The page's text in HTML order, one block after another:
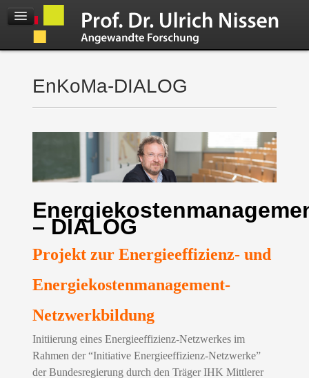
EnKoMa-DIALOG
– DIALOG
Projekt zur Energieeffizienz- und
Energiekostenmanagement-
Netzwerkbildung
Initiierung eines Energieeffizienz-Netzwerkes im
Rahmen der “Initiative Energieeffizienz-Netzwerke”
der Bundesregierung durch den Träger IHK Mittlerer